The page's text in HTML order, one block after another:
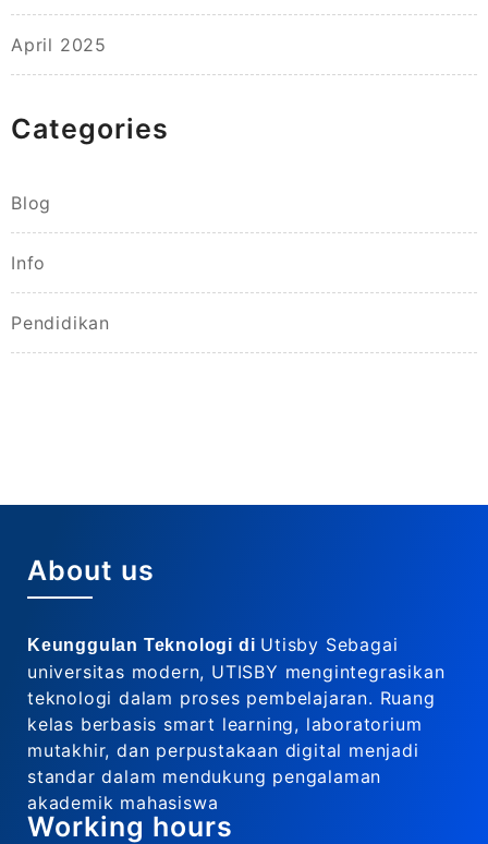
April 2025
Categories
Blog
Info
Pendidikan
About us
Keunggulan Teknologi di Utisby Sebagai
universitas modern, UTISBY mengintegrasikan
teknologi dalam proses pembelajaran. Ruang
kelas berbasis smart learning, laboratorium
mutakhir, dan perpustakaan digital menjadi
standar dalam mendukung pengalaman
akademik mahasiswa
Working hours